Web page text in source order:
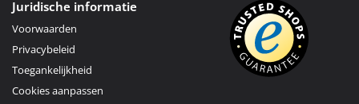
Juridische informatie
Voorwaarden
Privacybeleid
Toegankelijkheid
Cookies aanpassen